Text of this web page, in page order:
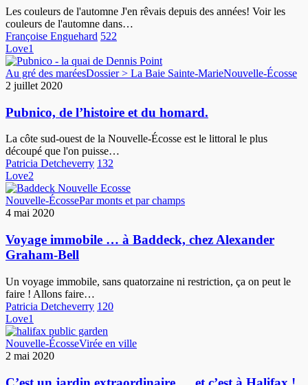
piste
Cabot
Trail
Les couleurs de l'automne J'en rêvais depuis des années! Voir les
couleurs de l'automne dans…
Françoise Enguehard 522
Love1
Pubnico,
de
et
du
homard.
Au gré des maréesDossier > La Baie Sainte-MarieNouvelle-Écosse
2 juillet 2020
Pubnico, de l’histoire et du homard.
La côte sud-ouest de la Nouvelle-Écosse est le littoral le plus
découpé que l'on puisse…
Patricia Detcheverry 132
Love2
Voyage
immobile
à
Baddeck,
chez
Graham-
Bell
Nouvelle-ÉcossePar monts et par champs
4 mai 2020
Voyage immobile … à Baddeck, chez Alexander
Graham-Bell
Un voyage immobile, sans quatorzaine ni restriction, ça on peut le
faire ! Allons faire…
Patricia Detcheverry 120
Love1
C’est
un
extraordinaire
Nouvelle-ÉcosseVirée en ville
2 mai 2020